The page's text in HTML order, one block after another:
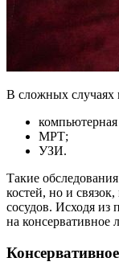
В сложных случаях
МРТ;
УЗИ.
Такие
костей, но и
сосудов. Исходя из
на консервативное